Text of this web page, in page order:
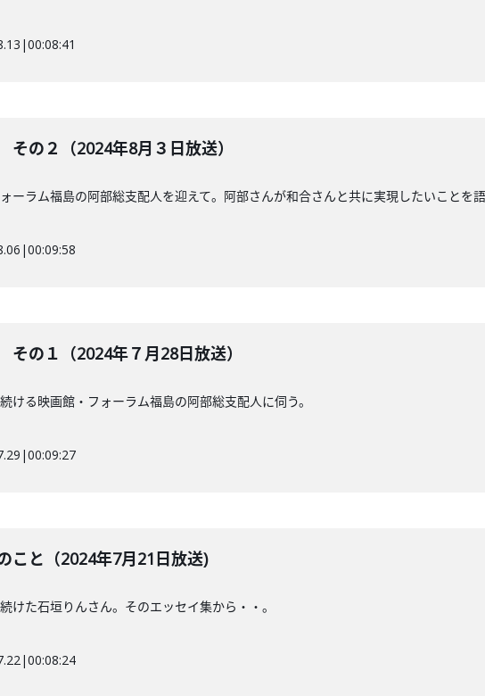
|00:08:41
の２（2024年8月３日放送）
ーラム福島の阿部総支配人を迎えて。阿部さんが和合さんと共に実現したいことを語
|00:09:58
の１（2024年７月28日放送）
ける映画館・フォーラム福島の阿部総支配人に伺う。
|00:09:27
こと（2024年7月21日放送)
けた石垣りんさん。そのエッセイ集から・・。
|00:08:24